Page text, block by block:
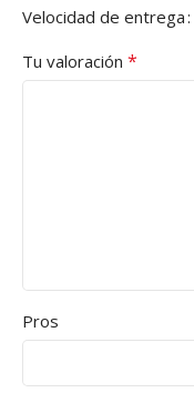
Velocidad de entrega
Tu valoración *
Pros